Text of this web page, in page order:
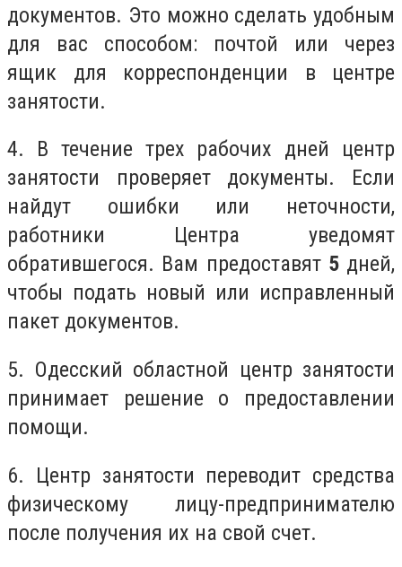
документов. Это можно сделать удобным
для вас способом: почтой или через
ящик для корреспонденции в центре
занятости.
4. В течение трех рабочих дней центр
занятости проверяет документы. Если
найдут ошибки или неточности,
работники Центра уведомят
обратившегося. Вам предоставят 5дней,
чтобы подать новый или исправленный
пакет документов.
5. Одесский областной центр занятости
принимает решение о предоставлении
помощи.
6. Центр занятости переводит средства
физическому лицу-предпринимателю
после получения их на свой счет.